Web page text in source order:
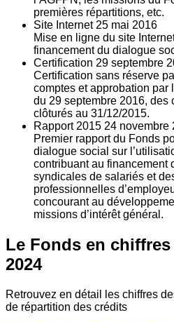
premières répartitions, etc.
Site Internet 25 mai 2016
Mise en ligne du site
financement du dialogue
Certification 29 septembre
Certification sans réserve
comptes et approbation par
du 29 septembre 2016, des
clôturés au 31/12/2015.
Rapport 2015 24 novembre
Premier rapport du Fonds
dialogue social sur
contribuant au financement
syndicales de salariés et
professionnelles
concourant au
missions d’intérêt général.
Le Fonds en chiffres
2024
Retrouvez en détail les chiffres
de répartition des crédits